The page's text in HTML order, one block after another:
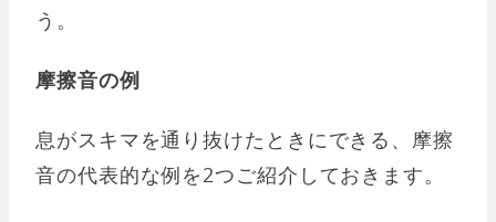
う。
摩擦音の例
息がスキマを通り抜けたときにできる、摩擦
音の代表的な例を2つご紹介しておきます。